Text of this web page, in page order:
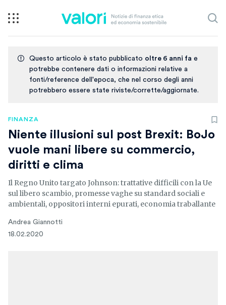
Questo articolo è stato pubblicato oltre 6 anni fa e
potrebbe contenere dati o informazioni relative a
fonti/reference dell'epoca, che nel corso degli anni
potrebbero essere state riviste/corrette/aggiornate.
FINANZA
Niente illusioni sul post Brexit: BoJo
vuole mani libere su commercio,
diritti e clima
Il Regno Unito targato Johnson: trattative difficili con la Ue
sul libero scambio, promesse vaghe su standard sociali e
ambientali, oppositori interni epurati, economia traballante
Andrea Giannotti
18.02.2020